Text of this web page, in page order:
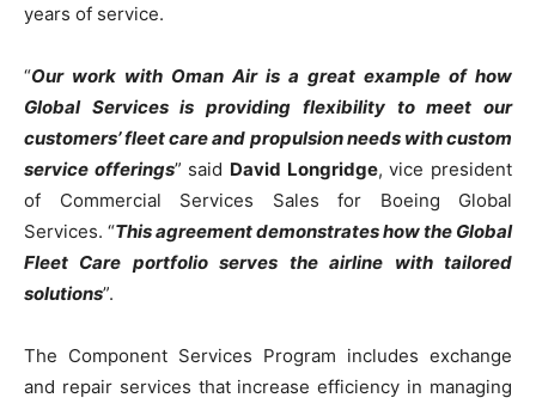
years of service.
“Our work with Oman Air is a great example of how
Global Services is providing flexibility to meet our
customers’ fleet care and propulsion needs with custom
service offerings” said David Longridge, vice president
of Commercial Services Sales for Boeing Global
Services. “This agreement demonstrates how the Global
Fleet Care portfolio serves the airline with tailored
solutions”.
The Component Services Program includes exchange
and repair services that increase efficiency in managing